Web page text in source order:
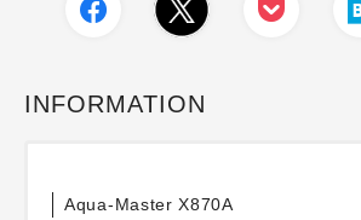
INFORMATION
Aqua-Master X870A